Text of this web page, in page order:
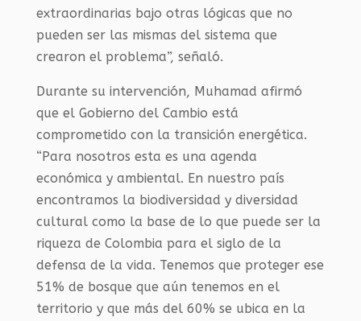
extraordinarias bajo otras lógicas que no
pueden ser las mismas del sistema que
crearon el problema”, señaló.
Durante su intervención, Muhamad afirmó
que el Gobierno del Cambio está
comprometido con la transición energética.
“Para nosotros esta es una agenda
económica y ambiental. En nuestro país
encontramos la biodiversidad y diversidad
cultural como la base de lo que puede ser la
riqueza de Colombia para el siglo de la
defensa de la vida. Tenemos que proteger ese
51% de bosque que aún tenemos en el
territorio y que más del 60% se ubica en la